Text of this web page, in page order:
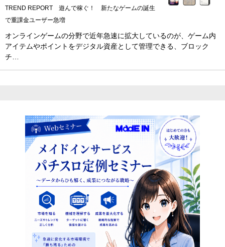
TREND REPORT 遊んで稼ぐ！ 新たなゲームの誕生
で重課金ユーザー急増
オンラインゲームの分野で近年急速に拡大しているのが、ゲーム内
アイテムやポイントをデジタル資産として管理できる、ブロック
チ…